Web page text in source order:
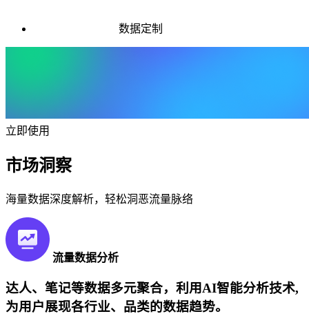
数据定制
立即使用
市场洞察
海量数据深度解析，轻松洞恶流量脉络
流量数据分析
达人、笔记等数据多元聚合，利用AI智能分析技术,
为用户展现各行业、品类的数据趋势。